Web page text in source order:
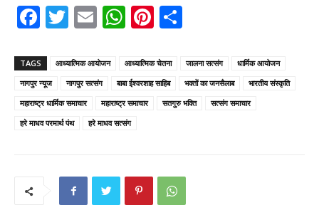
F
a
c
e
b
o
T
w
itt
er
E
m
ai
l
W
h
a
ts
A
p
Pi
nt
er
e
st
ar
e
TAGS आध्यात्मिक आयोजन आध्यात्मिक चेतना जालना सत्संग
धार्मिक आयोजन
नागपुर न्यूज
नागपुर सत्संग बाबा ईश्वरशाह साहिब भक्तों का जनसैलाब
भारतीय संस्कृति
महाराष्ट्र धार्मिक समाचार
महाराष्ट्र समाचार सतगुरु भक्ति
सत्संग समाचार
हरे माधव परमार्थ पंथ
हरे माधव सत्संग